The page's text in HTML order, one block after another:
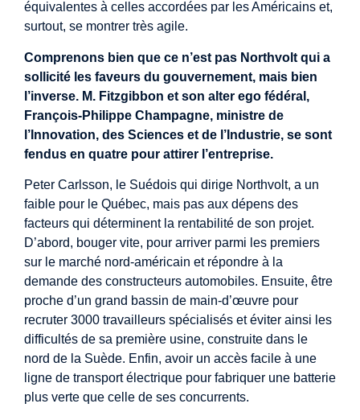
équivalentes à celles accordées par les Américains et,
surtout, se montrer très agile.
Comprenons bien que ce n’est pas Northvolt qui a
sollicité les faveurs du gouvernement, mais bien
l’inverse. M. Fitzgibbon et son alter ego fédéral,
François-Philippe Champagne, ministre de
l’Innovation, des Sciences et de l’Industrie, se sont
fendus en quatre pour attirer l’entreprise.
Peter Carlsson, le Suédois qui dirige Northvolt, a un
faible pour le Québec, mais pas aux dépens des
facteurs qui déterminent la rentabilité de son projet.
D’abord, bouger vite, pour arriver parmi les premiers
sur le marché nord-américain et répondre à la
demande des constructeurs automobiles. Ensuite, être
proche d’un grand bassin de main-d’œuvre pour
recruter 3000 travailleurs spécialisés et éviter ainsi les
difficultés de sa première usine, construite dans le
nord de la Suède. Enfin, avoir un accès facile à une
ligne de transport électrique pour fabriquer une batterie
plus verte que celle de ses concurrents.